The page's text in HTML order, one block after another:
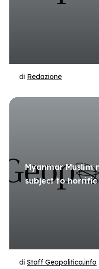
di Redazione
Myanmar Muslim
subject to horrific
di Staff Geopolitica.info